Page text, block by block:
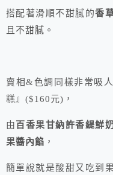
搭配著滑順不甜膩的香
且不甜膩。
賣相&色調同樣非常吸
糕』($160元)，
由 百香果甘納許香緹鮮
果醬內餡 ，
簡單說就是酸甜又吃到